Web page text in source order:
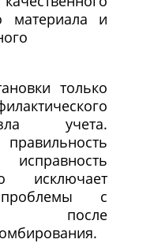
материала и
только
учета.
исключает
проблемы с
после